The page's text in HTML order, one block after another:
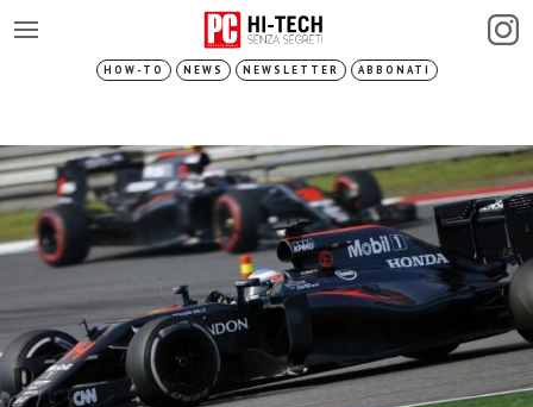
HOW-TO NEWS NEWSLETTER ABBONATI